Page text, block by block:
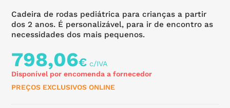
Cadeira de rodas pediátrica para crianças a partir
dos 2 anos. É personalizável, para ir de encontro as
necessidades dos mais pequenos.
798,06€
Disponível por encomenda a fornecedor
PREÇOS EXCLUSIVOS ONLINE